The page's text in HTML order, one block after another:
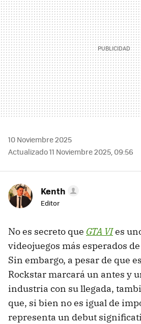
10 Noviembre 2025
Actualizado 11 Noviembre 2025, 09:56
Kenth
Editor
No es secreto que GTA VIes
videojuegos más esperados
Sin embargo, a pesar de que
Rockstar marcará un antes y
industria con su llegada,
que, si bien no es igual de
representa un debut